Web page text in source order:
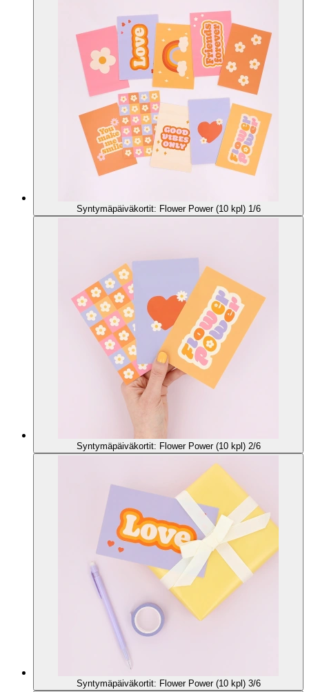
Syntymäpäiväkortit: Flower Power (10 kpl) 1/6
Syntymäpäiväkortit: Flower Power (10 kpl) 2/6
Syntymäpäiväkortit: Flower Power (10 kpl) 3/6